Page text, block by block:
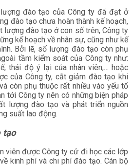
đào tạo của Công ty đã đạt ở
đào tạo chưa hoàn thành kế hoạch,
lượng đào tạo ở con số trên, Công ty
kế hoạch về nhân sự, cũng như kế
Bởi lẽ, số lượng đào tạo còn phụ
tầm kiểm soát của Công ty như:
thái độ ỷ lại của nhân viên,… hoặc
của Công ty, cắt giảm đào tạo khi
còn phụ thuộc rất nhiều vào yếu tố
tới Công ty nên có những biện pháp
lượng đào tạo và phát triển nguồn
suất lao động.
tạo
viên được Công ty cử đi học các lớp
kinh phí và chi phí đào tạo. Cán bộ